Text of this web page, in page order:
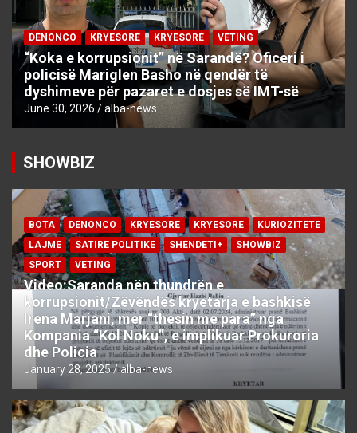
DENONCO KRYESORE KRYESORE VETING
“Koka e korrupsionit” në Sarandë? Oficeri i
policisë Mariglen Basho në qendër të
dyshimeve për pazaret e dosjes së IMT-së
June 30, 2026 alba-news
SHOWBIZ
BOTA DENONCO KRYESORE KRYESORE
KURIOZITETE
LAJME
SATIRE POLITIKE SHENDETI+
SHOWBIZ
SPORT
VETING
Video:Saranda nën thundrën e
korrupsionit/Zëvëndës kryetarja e bashkisë
Irena Marjani, mer “thesin me para” nga
Kompania “Kol Noku”, e implikuar Prokuroria
dhe Policia
January 28, 2025 alba-news